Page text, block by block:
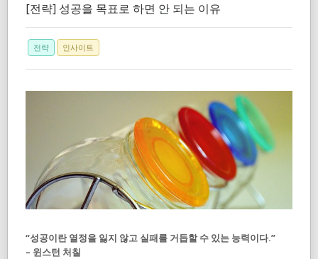
[전략] 성공을 목표로 하면 안 되는 이유
전략 인사이트
“성공이란 열정을 잃지 않고 실패를 거듭할 수 있는 능력이다.”
– 윈스턴 처칠